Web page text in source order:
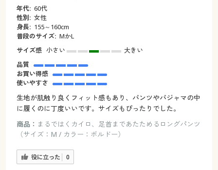
年代: 60代
性別: 女性
身長: 155～160cm
普段のサイズ: MかL
サイズ感 小さい
大きい
品質
お買い得感
使いやすさ
生地が肌触り良くフィット感もあり、パンツやパジャマの中
に履くのに丁度いいです。サイズもぴったりでした。
商品： まるではくカイロ、足首まであたためるロングパンツ
（サイズ：M / カラー：ボルドー）
役に立った 0